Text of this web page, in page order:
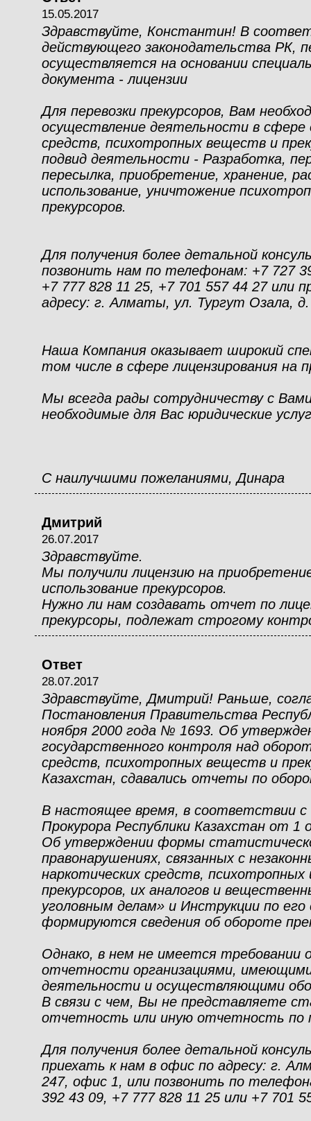
15.05.2017
Здравствуйте, Константин! В
действующего законодательства РК,
осуществляется на основании
документа - лицензии
Для перевозки прекурсоров, Вам
осуществление деятельности в сфере
средств, психотропных веществ и
подвид деятельности - Разработка,
пересылка, приобретение, хранение,
использование, уничтожение
прекурсоров.
Для получения более детальной
позвонить нам по телефонам: +7 727
+7 777 828 11 25, +7 701 557 44 27 или
адресу: г. Алматы, ул. Тургут Озала,
Наша Компания оказывает широкий
том числе в сфере лицензирования на
Мы всегда рады сотрудничеству с
необходимые для Вас юридические
С наилучшими пожеланиями, Динара
Дмитрий
26.07.2017
Здравствуйте.
Мы получили лицензию на
использование прекурсоров.
Нужно ли нам создавать отчет по
прекурсоры, подлежат строгому
Ответ
28.07.2017
Здравствуйте, Дмитрий! Раньше,
Постановления Правительства
ноября 2000 года № 1693. Об
государственного контроля над
средств, психотропных веществ и
Казахстан, сдавались отчеты по
В настоящее время, в соответствии с
Прокурора Республики Казахстан от
Об утверждении формы
правонарушениях, связанных с
наркотических средств,
прекурсоров, их аналогов и
уголовным делам» и Инструкции по
формируются сведения об обороте
Однако, в нем не имеется требовании
отчетности организациями,
деятельности и осуществляющими
В связи с чем, Вы не представляете
отчетность или иную отчетность по
Для получения более детальной
приехать к нам в офис по адресу: г.
247, офис 1, или позвонить по
392 43 09, +7 777 828 11 25 или +7 701